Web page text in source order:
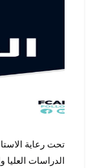
تحت رعاية
الدراسات